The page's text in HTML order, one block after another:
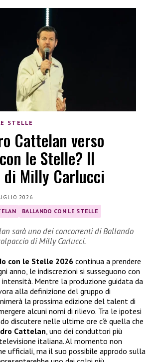
STELLE
Cattelan verso
le Stelle? Il
di Milly Carlucci
2026
BALLANDO CON LE STELLE
sarà uno dei concorrenti di Ballando
di Milly Carlucci.
con le Stelle 2026 continua a prendere
anno, le indiscrezioni si susseguono con
intensità. Mentre la produzione guidata da
alla definizione del gruppo di
la prossima edizione del talent di
alcuni nomi di rilievo. Tra le ipotesi
discutere nelle ultime ore c’è quella che
Cattelan , uno dei conduttori più
italiana. Al momento non
ufficiali, ma il suo possibile approdo sulla